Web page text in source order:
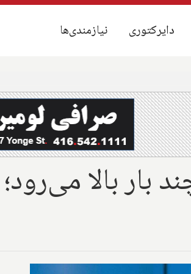
نیازمندی‌ها دایرکتوری نیازمندی‌ها دایرکتوری
بار بالا